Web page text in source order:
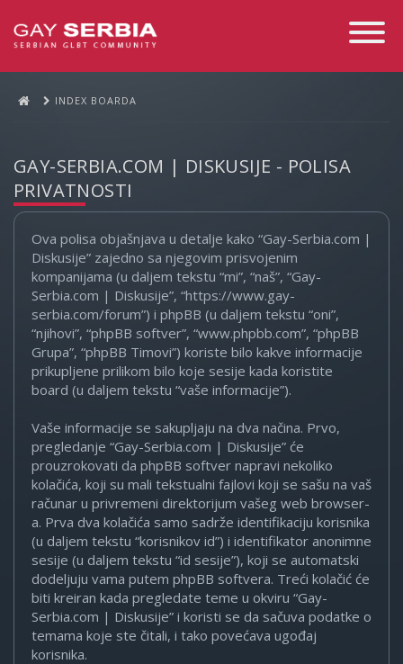
Toggle
INDEX BOARDA
GAY-SERBIA.COM | DISKUSIJE - POLISA
PRIVATNOSTI
Ova polisa objašnjava u detalje kako “Gay-Serbia.com |
Diskusije” zajedno sa njegovim prisvojenim
kompanijama (u daljem tekstu “mi”, “naš”, “Gay-
Serbia.com | Diskusije”, “https://www.gay-
serbia.com/forum”) i phpBB (u daljem tekstu “oni”,
“njihovi”, “phpBB softver”, “www.phpbb.com”, “phpBB
Grupa”, “phpBB Timovi”) koriste bilo kakve informacije
prikupljene prilikom bilo koje sesije kada koristite
board (u daljem tekstu “vaše informacije”).
Vaše informacije se sakupljaju na dva načina. Prvo,
pregledanje “Gay-Serbia.com | Diskusije” će
prouzrokovati da phpBB softver napravi nekoliko
kolačića, koji su mali tekstualni fajlovi koji se sašu na vaš
računar u privremeni direktorijum vašeg web browser-
a. Prva dva kolačića samo sadrže identifikaciju korisnika
(u daljem tekstu “korisnikov id”) i identifikator anonimne
sesije (u daljem tekstu “id sesije”), koji se automatski
dodeljuju vama putem phpBB softvera. Treći kolačić će
biti kreiran kada pregledate teme u okviru “Gay-
Serbia.com | Diskusije” i koristi se da sačuva podatke o
temama koje ste čitali, i tako povećava ugođaj
korisnika.